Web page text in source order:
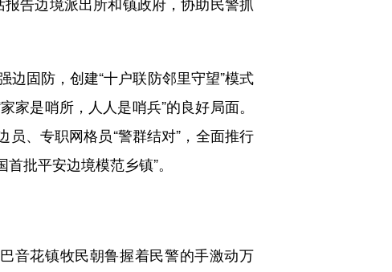
固防，创建“十户联防邻里守望”模式
家是哨所，人人是哨兵”的良好局面。
、专职网格员“警群结对”，全面推行
批平安边境模范乡镇”。
音花镇牧民朝鲁握着民警的手激动万